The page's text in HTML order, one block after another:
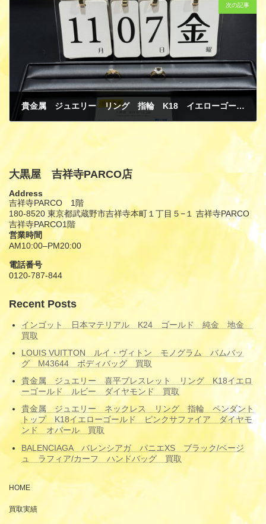
次の記事
貴金属 ジュエリー リング 指輪 K18 イエローゴールド ダイヤモンド 買取
大黒屋 吉祥寺PARCO店
Address
吉祥寺PARCO 1階
180-8520 東京都武蔵野市吉祥寺本町１丁目５−１ 吉祥寺PARCO
吉祥寺PARCO1階
営業時間
AM10:00–PM20:00
電話番号
0120-787-844
Recent Posts
インゴット 日本マテリアル K24 ゴールド 純金 地金
買取
LOUIS VUITTON ルイ・ヴィトン モノグラム バムバッ
グ M43644 ボディバッグ 買取
貴金属 ジュエリー 喜平ブレスレット リング K18イエロ
ーゴールド ルビー ダイヤモンド 買取
貴金属 ジュエリー ネックレス リング 指輪 ペンダント
トップ K18イエローゴールド ピンクサファイア ダイヤモ
ンド オパール 買取
BALENCIAGA バレンシアガ パニエXS ブラック/ベージ
ュ ラフィア/カーフ ハンドバッグ 買取
HOME
買取実績